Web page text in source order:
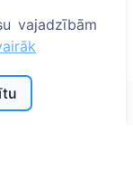
vajadzībām